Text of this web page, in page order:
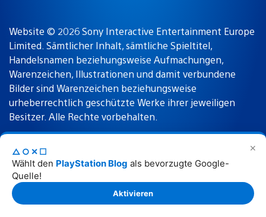
✕
△○✕☐
Wählt den PlayStation Blog als bevorzugte Google-
Quelle!
Aktivieren
Website © 2026 Sony Interactive Entertainment Europe
Limited. Sämtlicher Inhalt, sämtliche Spieltitel,
Handelsnamen beziehungsweise Aufmachungen,
Warenzeichen, Illustrationen und damit verbundene
Bilder sind Warenzeichen beziehungsweise
urheberrechtlich geschützte Werke ihrer jeweiligen
Besitzer. Alle Rechte vorbehalten.
Nutzungsbedingungen Datenschutzrichtlinie
Rechtliche Hinweise